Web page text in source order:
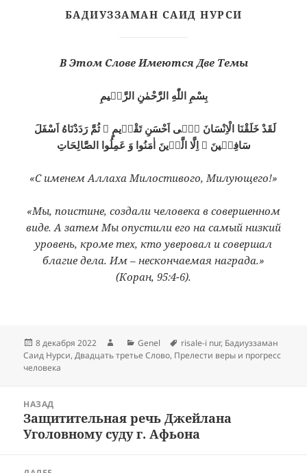
БАДИУЗЗАМАН САИД НУРСИ
В Этом Слове Имеются Две Темы
بِسْمِ اللّٰهِ الرَّحْمٰنِ الرَّحٖيمِ
سَافِلٖينَ ۞ اِلَّا الَّذٖينَ اٰمَنُوا وَ عَمِلُوا الصَّالِحَاتِ
«С именем Аллаха Милостивого, Милующего!»
«Мы, поистине, создали человека в совершенном
виде. А затем Мы опустили его на самый низкий
уровень, кроме тех, кто уверовал и совершал
благие дела. Им – нескончаемая награда.»
(Коран, 95:4-6).
Опубликовано
8 декабря 2022 АвторРубрики
Genel Метки
risale-i nur, Бадиуззаман
Саид Нурси,Двадцать третье Слово, Прелести веры и прогресс
человека
записям
НАЗАД
Предыдущая
запись:
Защитительная речь Джейлана
Уголовному суду г. Афьона